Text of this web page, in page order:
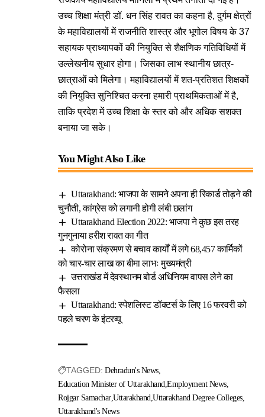
उच्च शिक्षा मंत्री डॉ. धन सिंह रावत का कहना है, दुर्गम क्षेत्रों
के महाविद्यालयों में राजनीति शास्त्र और भूगोल विषय के 37
सहायक प्राध्यापकों की नियुक्ति से शैक्षणिक गतिविधियों में
उल्लेखनीय सुधार होगा। जिसका लाभ स्थानीय छात्र-
छात्राओं को मिलेगा। महाविद्यालयों में शत-प्रतिशत शिक्षकों
की नियुक्ति सुनिश्चित करना हमारी प्राथमिकताओं में है,
ताकि प्रदेश में उच्च शिक्षा के स्तर को और अधिक सशक्त
बनाया जा सके।
You Might Also Like
Uttarakhand: भाजपा के सामने अपना ही रिकार्ड तोड़ने की
चुनौती, कांग्रेस को लगानी होगी लंबी छलांग
Uttarakhand Election 2022: भाजपा ने कुछ इस तरह
गुनगुनाया हरीश रावत का गीत
कोरोना संक्रमण से बचाव कार्यों में लगे 68,457 कार्मिकों
को चार-चार लाख का बीमा लाभः मुख्यमंत्री
उत्तराखंड में देवस्थानम बोर्ड अधिनियम वापस लेने का
फैसला
Uttarakhand: स्पेशलिस्ट डॉक्टर्स के लिए 16 फरवरी को
पहले चरण के इंटरव्यू
TAGGED: Dehradun's News
Education Minister of Uttarakhand Employment News
Rojgar Samachar Uttarakhand Uttarakhand Degree Colleges
Uttarakhand's News